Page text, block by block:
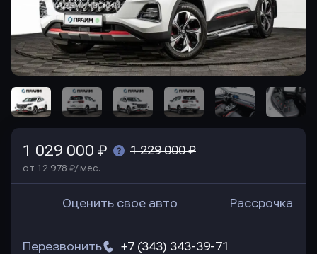
1 029 000 ₽ 1 229 000 ₽
от 12 978 ₽/ мес.
Оценить свое авто Рассрочка
+7 (343) 343-39-71
Перезвонить